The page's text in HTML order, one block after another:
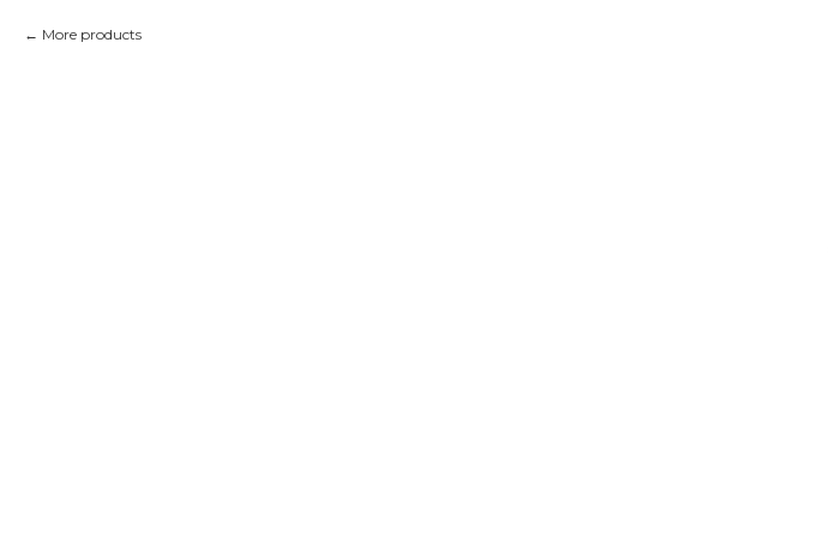
More products